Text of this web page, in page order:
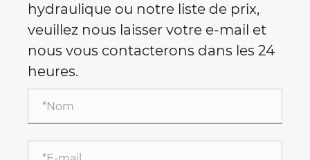
hydraulique ou notre liste de prix,
veuillez nous laisser votre e-mail et
nous vous contacterons dans les 24
heures.